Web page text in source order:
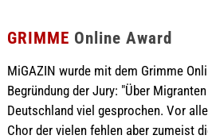
GRIMME Online Award
MiGAZIN wurde mit dem Grimme
Begründung der Jury: "Über
Deutschland viel gesprochen. Vor
Chor der vielen fehlen aber zumeist